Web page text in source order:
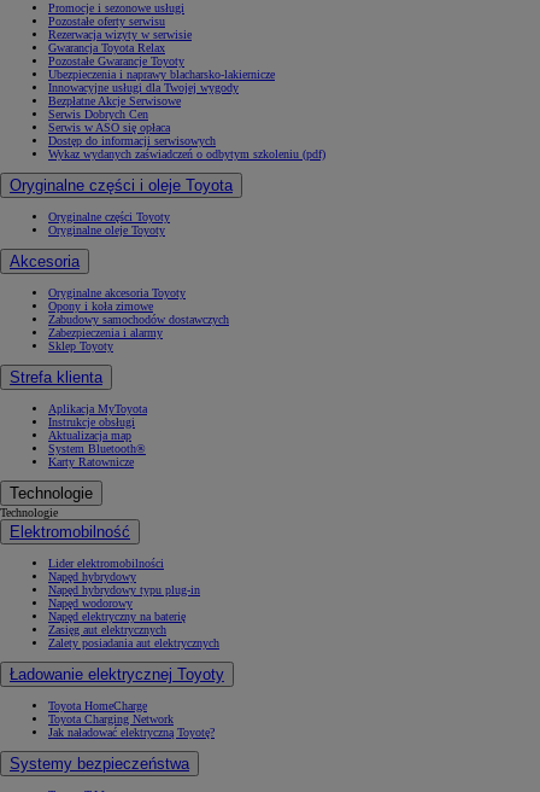
Promocje i sezonowe usługi
Pozostałe oferty serwisu
Rezerwacja wizyty w serwisie
Gwarancja Toyota Relax
Pozostałe Gwarancje Toyoty
Ubezpieczenia i naprawy blacharsko-lakiernicze
Innowacyjne usługi dla Twojej wygody
Bezpłatne Akcje Serwisowe
Serwis Dobrych Cen
Serwis w ASO się opłaca
Dostęp do informacji serwisowych
Wykaz wydanych zaświadczeń o odbytym szkoleniu (pdf)
Oryginalne części i oleje Toyota
Oryginalne części Toyoty
Oryginalne oleje Toyoty
Akcesoria
Oryginalne akcesoria Toyoty
Opony i koła zimowe
Zabudowy samochodów dostawczych
Zabezpieczenia i alarmy
Sklep Toyoty
Strefa klienta
Aplikacja MyToyota
Instrukcje obsługi
Aktualizacja map
System Bluetooth®
Karty Ratownicze
Technologie
Technologie
Elektromobilność
Lider elektromobilności
Napęd hybrydowy
Napęd hybrydowy typu plug-in
Napęd wodorowy
Napęd elektryczny na baterię
Zasięg aut elektrycznych
Zalety posiadania aut elektrycznych
Ładowanie elektrycznej Toyoty
Toyota HomeCharge
Toyota Charging Network
Jak naładować elektryczną Toyotę?
Systemy bezpieczeństwa